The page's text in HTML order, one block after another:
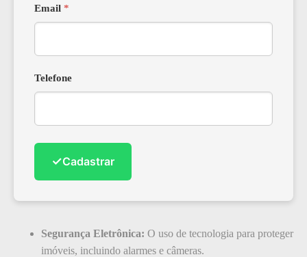
Email *
Telefone
✓Cadastrar
Segurança Eletrônica: O uso de tecnologia para proteger
imóveis, incluindo alarmes e câmeras.